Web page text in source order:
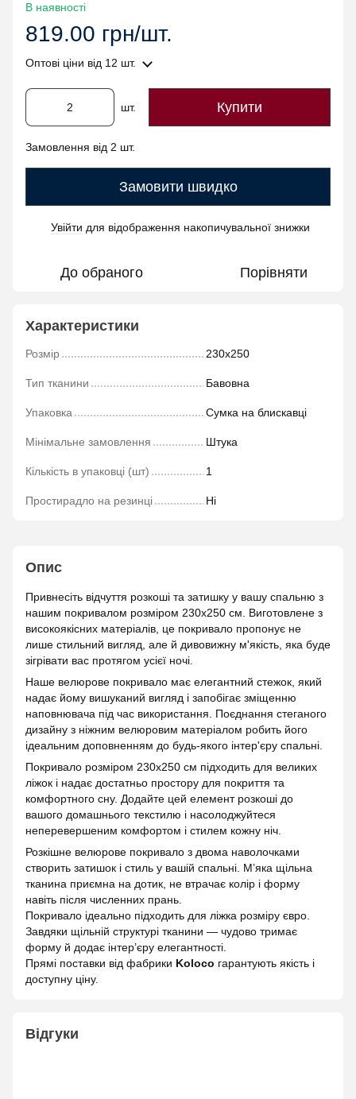
В наявності
819.00 грн/шт.
Оптові ціни від 12 шт.
шт. Купити
Замовлення від 2 шт.
Замовити швидко
Увійти для відображення накопичувальної знижки
До обраного Порівняти
Характеристики
Розмір 230х250
Тип тканини Бавовна
Упаковка Сумка на блискавці
Мінімальне замовлення Штука
Кількість в упаковці (шт) 1
Простирадло на резинці Ні
Опис
Привнесіть відчуття розкоші та затишку у вашу спальню з
нашим покривалом розміром 230х250 см. Виготовлене з
високоякісних матеріалів, це покривало пропонує не
лише стильний вигляд, але й дивовижну м'якість, яка буде
зігрівати вас протягом усієї ночі.
Наше велюрове покривало має елегантний стежок, який
надає йому вишуканий вигляд і запобігає зміщенню
наповнювача під час використання. Поєднання стеганого
дизайну з ніжним велюровим матеріалом робить його
ідеальним доповненням до будь-якого інтер'єру спальні.
Покривало розміром 230х250 см підходить для великих
ліжок і надає достатньо простору для покриття та
комфортного сну. Додайте цей елемент розкоші до
вашого домашнього текстилю і насолоджуйтеся
неперевершеним комфортом і стилем кожну ніч.
Розкішне велюрове покривало з двома наволочками
створить затишок і стиль у вашій спальні. М’яка щільна
тканина приємна на дотик, не втрачає колір і форму
навіть після численних прань.
Покривало ідеально підходить для ліжка розміру євро.
Завдяки щільній структурі тканини — чудово тримає
форму й додає інтер’єру елегантності.
Прямі поставки від фабрики Koloco гарантують якість і
доступну ціну.
Відгуки